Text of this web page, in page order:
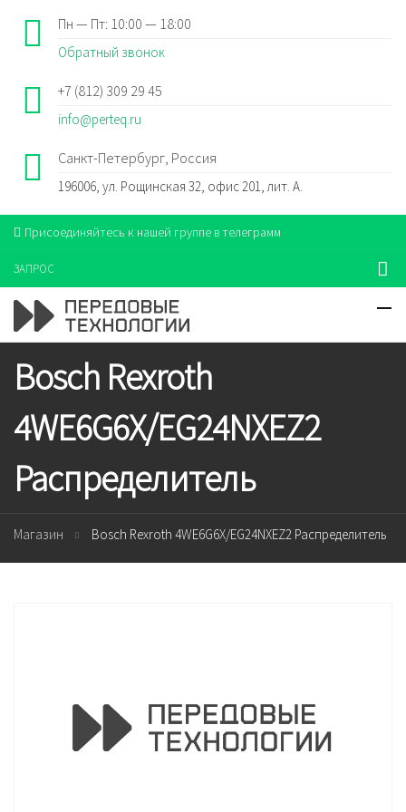
Пн — Пт: 10:00 — 18:00
Обратный звонок
+7 (812) 309 29 45
info@perteq.ru
Санкт-Петербург, Россия
196006, ул. Рощинская 32, офис 201, лит. А.
Присоединяйтесь к нашей группе в телеграмм
ЗАПРОС
Bosch Rexroth
4WE6G6X/EG24NXEZ2
Распределитель
Магазин Bosch Rexroth 4WE6G6X/EG24NXEZ2 Распределитель